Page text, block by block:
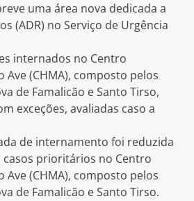
uma área nova dedicada a
(ADR) no Serviço de Urgência
internados no Centro
(CHMA), composto pelos
de Famalicão e Santo Tirso,
exceções, avaliadas caso a
de internamento foi reduzida
prioritários no Centro
(CHMA), composto pelos
de Famalicão e Santo Tirso.